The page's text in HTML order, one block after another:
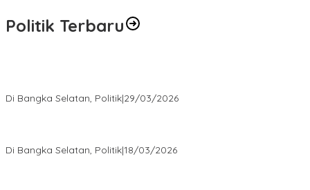
Politik Terbaru
Di Bangka Selatan, Politik|29/03/2026
Di Bangka Selatan, Politik|18/03/2026